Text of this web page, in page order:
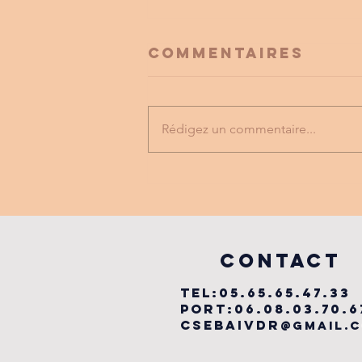
MUSICAL
Commentaires
Rédigez un commentaire...
COntact
TEL:05.65.65.47.33
csebaivdr